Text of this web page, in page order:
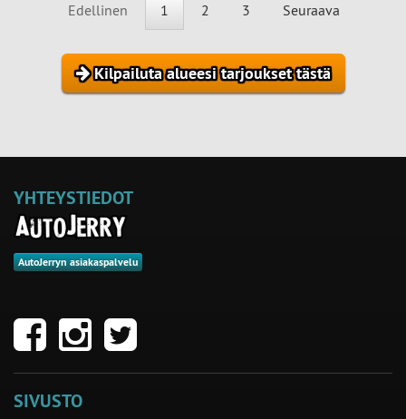
Edellinen 1 2 3 Seuraava
Kilpailuta alueesi tarjoukset tästä
YHTEYSTIEDOT
AutoJerryn asiakaspalvelu
SIVUSTO